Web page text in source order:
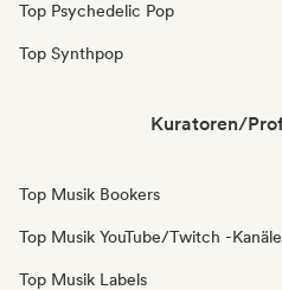
Top Psychedelic Pop
Top Synthpop
Kuratoren/
Top Musik Bookers
Top Musik YouTube/Twitch -Kanäle
Top Musik Labels